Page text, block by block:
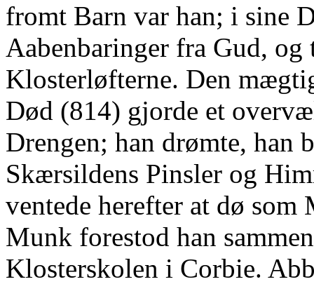
fromt Barn var han; i sine
Aabenbaringer fra Gud,
Klosterløfterne. Den
Død (814) gjorde et
Drengen; han drømte, han
Skærsildens Pinsler og
ventede herefter at dø som
Munk forestod han
Klosterskolen i Corbie.